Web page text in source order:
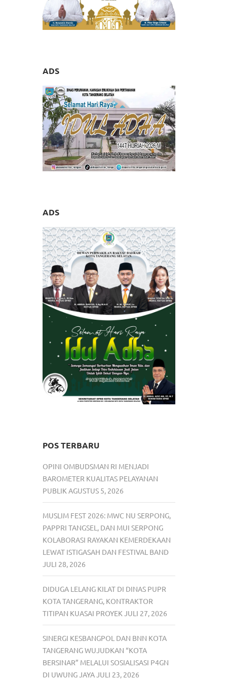
ADS
ADS
POS TERBARU
OPINI OMBUDSMAN RI MENJADI
BAROMETER KUALITAS PELAYANAN
PUBLIK AGUSTUS 5, 2026
MUSLIM FEST 2026: MWC NU SERPONG,
PAPPRI TANGSEL, DAN MUI SERPONG
KOLABORASI RAYAKAN KEMERDEKAAN
LEWAT ISTIGASAH DAN FESTIVAL BAND
JULI 28, 2026
DIDUGA LELANG KILAT DI DINAS PUPR
KOTA TANGERANG, KONTRAKTOR
TITIPAN KUASAI PROYEK JULI 27, 2026
SINERGI KESBANGPOL DAN BNN KOTA
TANGERANG WUJUDKAN “KOTA
BERSINAR” MELALUI SOSIALISASI P4GN
DI UWUNG JAYAJULI 23, 2026